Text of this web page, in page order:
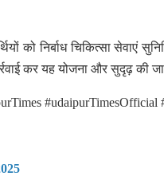
को निर्बाध चिकित्सा सेवाएं
कर यह योजना और सुदृढ़ की